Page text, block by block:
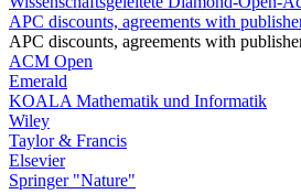
APC discounts, agreements with
APC discounts, agreements with
ACM Open
Emerald
KOALA Mathematik und Informatik
Wiley
Taylor & Francis
Elsevier
Springer "Nature"